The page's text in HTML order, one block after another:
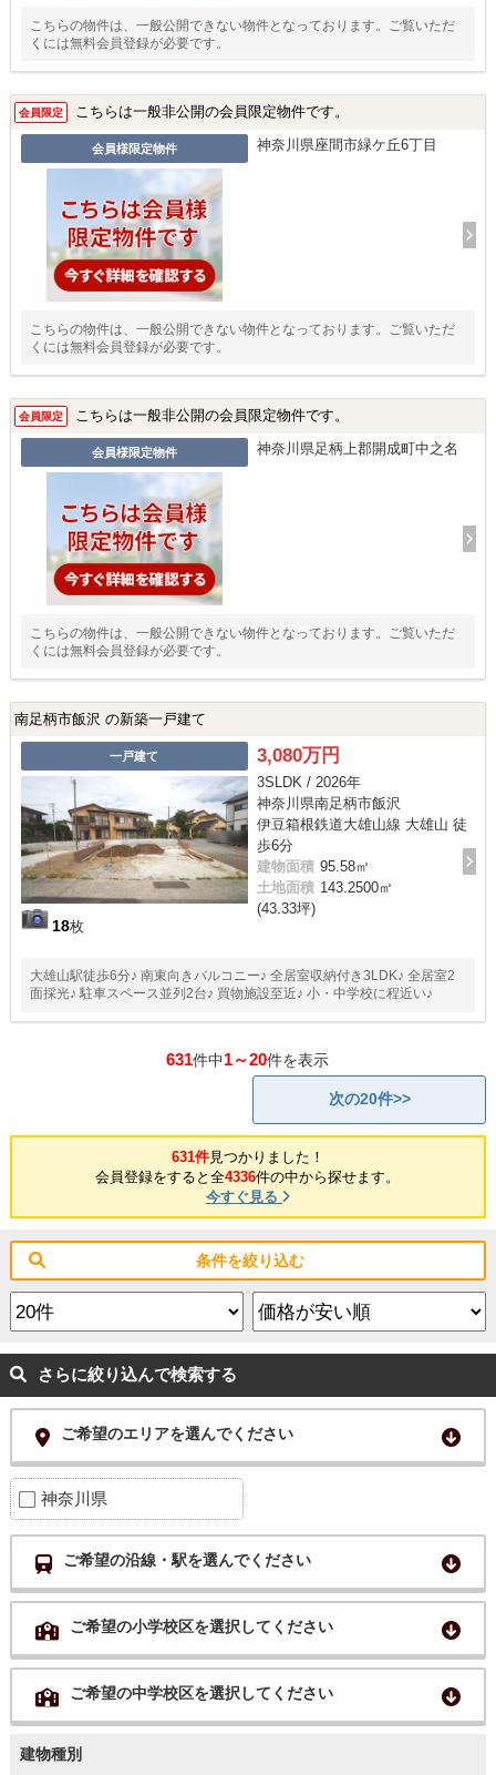
こちらの物件は、一般公開できない物件となっております。ご覧いただ
くには無料会員登録が必要です。
会員限定 こちらは一般非公開の会員限定物件です。
会員様限定物件 神奈川県座間市緑ケ丘6丁目
こちらの物件は、一般公開できない物件となっております。ご覧いただ
くには無料会員登録が必要です。
会員限定 こちらは一般非公開の会員限定物件です。
会員様限定物件 神奈川県足柄上郡開成町中之名
こちらの物件は、一般公開できない物件となっております。ご覧いただ
くには無料会員登録が必要です。
南足柄市飯沢 の新築一戸建て
一戸建て
18枚
3,080万円
3SLDK / 2026年
神奈川県南足柄市飯沢
伊豆箱根鉄道大雄山線 大雄山 徒
歩6分
建物面積 95.58㎡
土地面積 143.2500㎡
(43.33坪)
大雄山駅徒歩6分♪ 南東向きバルコニー♪ 全居室収納付き3LDK♪ 全居室2
面採光♪ 駐車スペース並列2台♪ 買物施設至近♪ 小・中学校に程近い♪
631件中1～20件を表示
次の20件>>
631件見つかりました！
会員登録をすると全4336件の中から探せます。
今すぐ見る
条件を絞り込む
さらに絞り込んで検索する
ご希望のエリアを選んでください
神奈川県
ご希望の沿線・駅を選んでください
ご希望の小学校区を選択してください
ご希望の中学校区を選択してください
建物種別